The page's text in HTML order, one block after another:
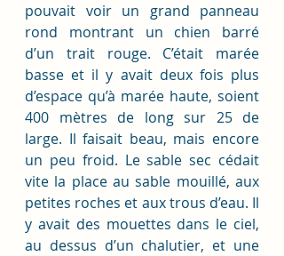
pouvait voir un grand panneau
rond montrant un chien barré
d’un trait rouge. C’était marée
basse et il y avait deux fois plus
d’espace qu’à marée haute, soient
400 mètres de long sur 25 de
large. Il faisait beau, mais encore
un peu froid. Le sable sec cédait
vite la place au sable mouillé, aux
petites roches et aux trous d’eau. Il
y avait des mouettes dans le ciel,
au dessus d’un chalutier, et une